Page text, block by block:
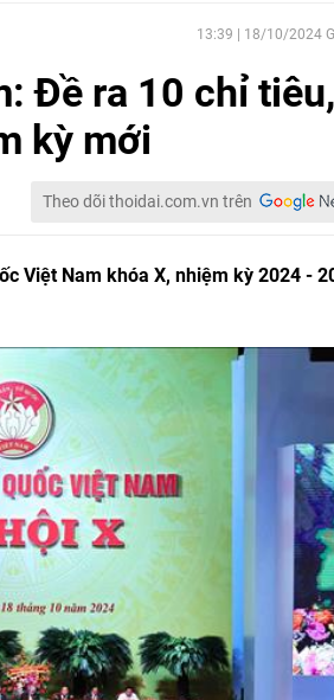
13:39 | 18/10/2024
Đề ra 10 chỉ
kỳ mới
Theo dõi thoidai.com.vn trên
Việt Nam khóa X, nhiệm kỳ 2024 -